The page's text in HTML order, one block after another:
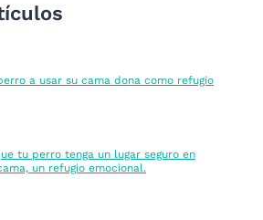
a usar su cama dona como refugio
tu perro tenga un lugar seguro en
un refugio emocional.